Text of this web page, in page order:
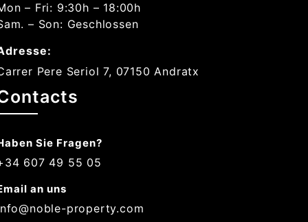
– Fri: 9:30h – 18:00h
– Son: Geschlossen
Pere Seriol 7, 07150 Andratx
Sie Fragen?
607 49 55 05
an uns
property.com